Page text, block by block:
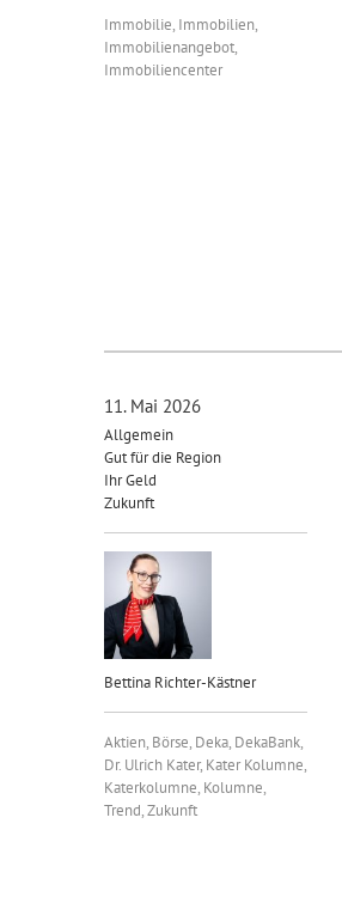
Immobilie, Immobilien,
Immobilienangebot,
Immobiliencenter
11. Mai 2026
Allgemein
Gut für die Region
Ihr Geld
Zukunft
Bettina Richter-Kästner
Aktien, Börse, Deka, DekaBank,
Dr. Ulrich Kater, Kater Kolumne,
Katerkolumne, Kolumne,
Trend,Zukunft